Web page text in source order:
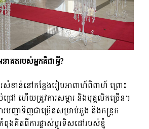
តរបស់អ្នកគឺជាអ្វី?
រ​សំខាន់​នៅ​កន្លែង​រៀប​អាពាហ៍​ពិពាហ៍ ព្រោះ​
រៅ ហើយ​ត្រូវ​ការ​សម្ភារ និង​បុគ្គលិក​ច្រើន។
របញ្ជាទិញជាច្រើនសម្រាប់ភួង និងកន្ត្រក
ងគិតពីការផ្លាស់ប្តូរទិសដៅរបស់ខ្ញុំ